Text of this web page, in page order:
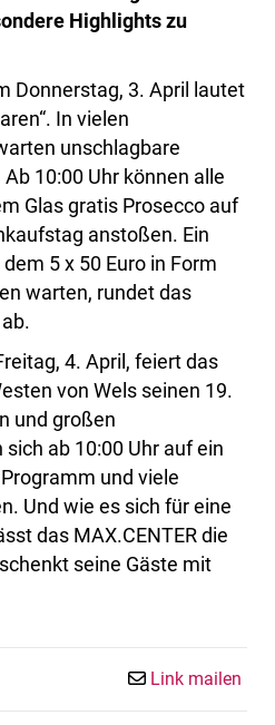
Highlights zu
Donnerstag, 3. April lautet
In vielen
unschlagbare
10:00 Uhr können alle
Glas gratis Prosecco auf
anstoßen. Ein
5 x 50 Euro in Form
warten, rundet das
4. April, feiert das
von Wels seinen 19.
und großen
ab 10:00 Uhr auf ein
und viele
Und wie es sich für eine
das MAX.CENTER die
seine Gäste mit
Link mailen